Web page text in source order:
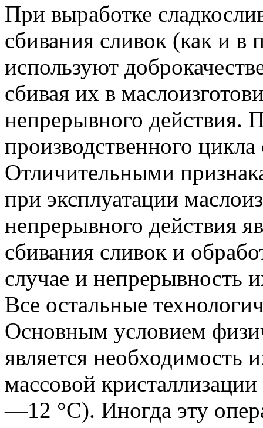
При выработке
сбивания сливок (как и
используют
сбивая их в
непрерывного действия.
производственного цикла
Отличительными
при эксплуатации
непрерывного действия
сбивания сливок и
случае и непрерывность
Все остальные
Основным условием
является необходимость
массовой
—12 °C). Иногда эту